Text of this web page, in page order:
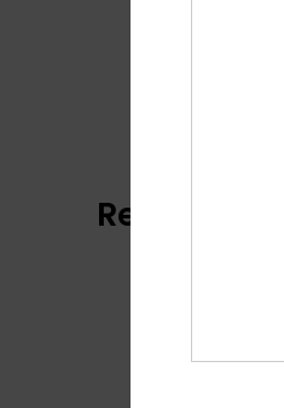
Reviews